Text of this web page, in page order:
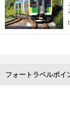
フォートラベルポイ